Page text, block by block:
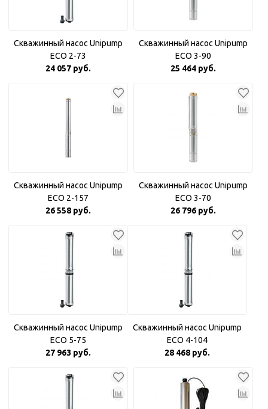
Скважинный насос Unipump
ECO 2-73
24 057 руб.
Скважинный насос Unipump
ECO 3-90
25 464 руб.
Скважинный насос Unipump
ECO 2-157
26 558 руб.
Скважинный насос Unipump
ECO 3-70
26 796 руб.
Скважинный насос Unipump
ECO 5-75
27 963 руб.
Скважинный насос Unipump
ECO 4-104
28 468 руб.